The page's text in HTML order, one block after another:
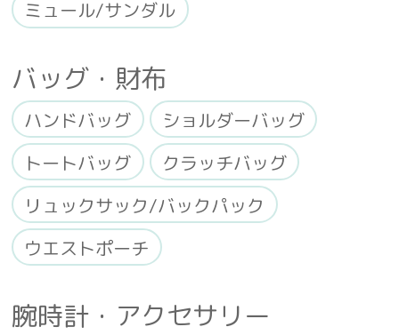
ミュール/サンダル
バッグ・財布
ハンドバッグ
ショルダーバッグ
トートバッグ
クラッチバッグ
リュックサック/バックパック
ウエストポーチ
腕時計・アクセサリー